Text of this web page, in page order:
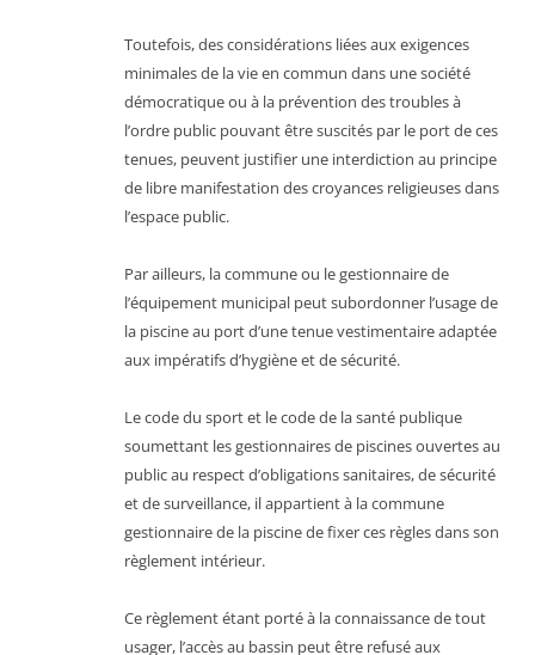
Toutefois, des considérations liées aux exigences
minimales de la vie en commun dans une société
démocratique ou à la prévention des troubles à
l’ordre public pouvant être suscités par le port de ces
tenues, peuvent justifier une interdiction au principe
de libre manifestation des croyances religieuses dans
l’espace public.
Par ailleurs, la commune ou le gestionnaire de
l’équipement municipal peut subordonner l’usage de
la piscine au port d’une tenue vestimentaire adaptée
aux impératifs d’hygiène et de sécurité.
Le code du sport et le code de la santé publique
soumettant les gestionnaires de piscines ouvertes au
public au respect d’obligations sanitaires, de sécurité
et de surveillance, il appartient à la commune
gestionnaire de la piscine de fixer ces règles dans son
règlement intérieur.
Ce règlement étant porté à la connaissance de tout
usager, l’accès au bassin peut être refusé aux